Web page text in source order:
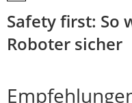
Safety first: So
Roboter sicher